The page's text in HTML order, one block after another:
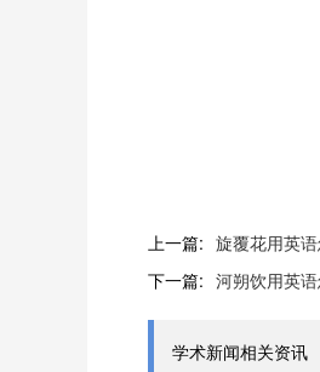
上一篇: 旋覆花用英
下一篇: 河朔饮用英
学术新闻相关资讯